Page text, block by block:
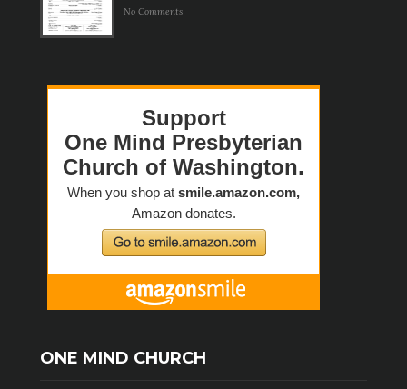
No Comments
ONE MIND CHURCH